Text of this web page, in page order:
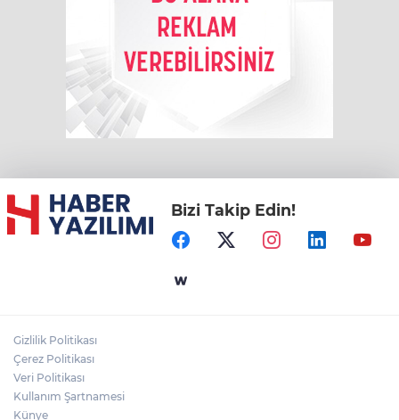
Bizi Takip Edin!
Gizlilik Politikası
Çerez Politikası
Veri Politikası
Kullanım Şartnamesi
Künye